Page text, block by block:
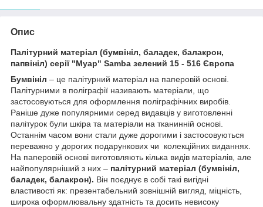
Опис
Палітурний матеріал (бумвініл, баладек, балакрон,
папвініл) серії "Муар" Sаmba зелений 15 - 516 Європа
Бумвініл – це палітурний матеріал на паперовій основі.
Палітурними в поліграфії називають матеріали, що
застосовуються для оформлення поліграфічних виробів.
Раніше дуже популярними серед видавців у виготовленні
палітурок були шкіра та матеріали на тканинній основі.
Останнім часом вони стали дуже дорогими і застосовуються
переважно у дорогих подарункових чи колекційних виданнях.
На паперовій основі виготовляють кілька видів матеріалів, але
найпопулярніший з них – палітурний матеріал (бумвініл,
баладек, балакрон). Він поєднує в собі такі вигідні
властивості як: презентабельний зовнішній вигляд, міцність,
широка оформлювальну здатність та досить невисоку